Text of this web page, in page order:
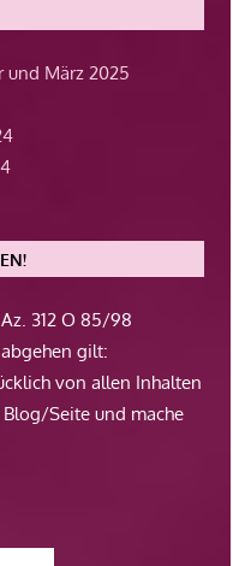
und März 2025
312 O 85/98
gilt:
von allen Inhalten
Seite und mache